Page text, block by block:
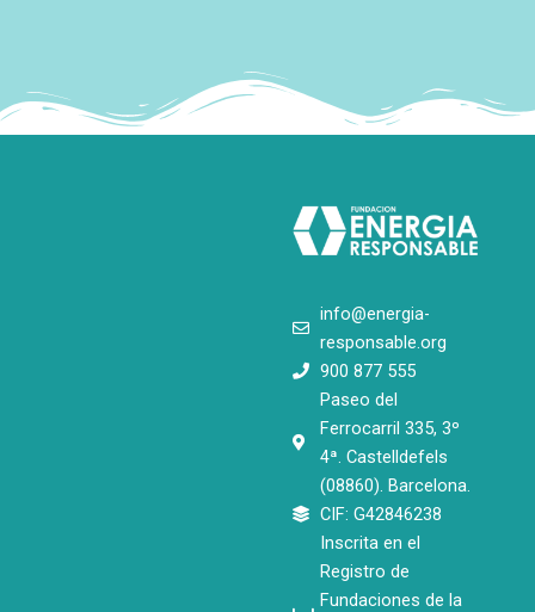
info@energia-
responsable.org
900 877 555
Paseo del
Ferrocarril 335, 3º
4ª. Castelldefels
(08860). Barcelona.
CIF: G42846238
Inscrita en el
Registro de
Fundaciones de la